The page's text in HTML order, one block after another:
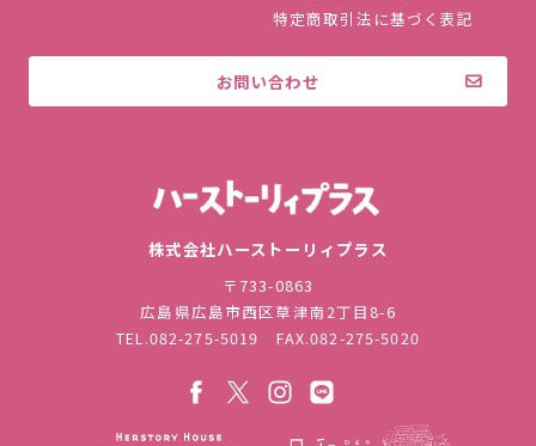
特定商取引法に基づく表記
お問い合わせ
株式会社ハーストーリィプラス
〒733-0863
広島県広島市西区草津南2丁目8-6
TEL.082-275-5019 FAX.082-275-5020